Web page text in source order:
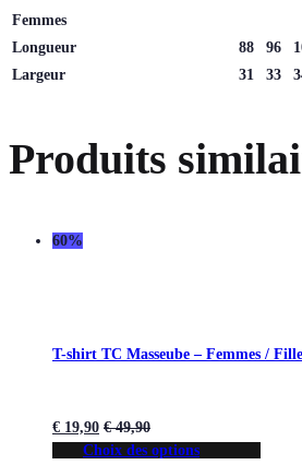
Femmes
Longueur
88 96
Largeur
31 33
Produits
60%
T-shirt TC Masseube – Femmes /
€ 19,90 €49,90
Choix des options